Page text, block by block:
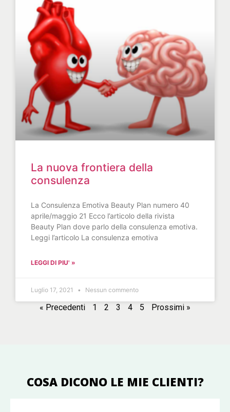
La nuova frontiera della
consulenza
La Consulenza Emotiva Beauty Plan numero 40
aprile/maggio 21 Ecco l’articolo della rivista
Beauty Plan dove parlo della consulenza emotiva.
Leggi l’articolo La consulenza emotiva
LEGGI DI PIU' »
Luglio 17, 2021 Nessun commento
« Precedenti 1 2 3 4 5 Prossimi »
COSA DICONO LE MIE CLIENTI?